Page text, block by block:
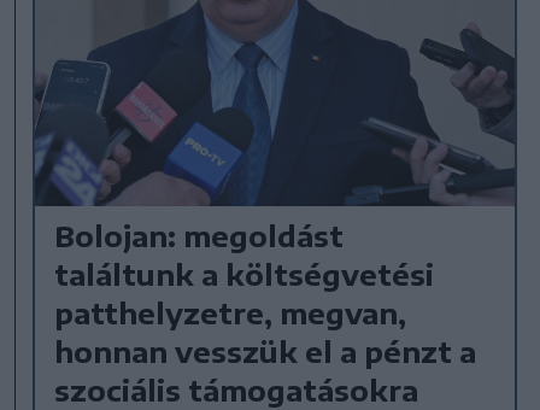
Bolojan: megoldást
találtunk a költségvetési
patthelyzetre, megvan,
honnan vesszük el a pénzt a
szociális támogatásokra